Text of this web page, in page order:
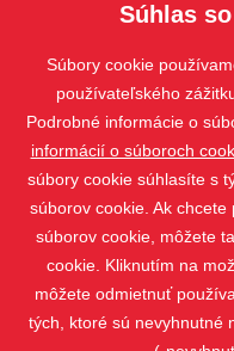
SCREEN
Súhlas
Súbory cookie
používateľského
Podrobné informácie o
informácií o súboroch
súbory cookie súhlasíte s
súborov cookie. Ak
súborov cookie, môžete
cookie. Kliknutím na
môžete odmietnuť
tých, ktoré sú nevyhnutné